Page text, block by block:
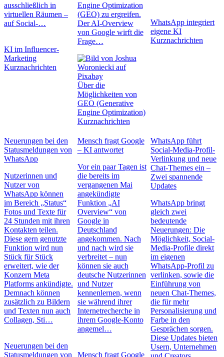
ausschließlich in
virtuellen Räumen –
auf Social-…
KI im Influencer-
Marketing
Kurznachrichten
Engine Optimization
(GEO) zu ergreifen.
Der AI-Overview
von Google wirft die
Frage…
Über die
Möglichkeiten von
GEO (Generative
Engine Optimization)
Kurznachrichten
WhatsApp integriert
eigene KI
Kurznachrichten
Neuerungen bei den
Statusmeldungen von
WhatsApp
Nutzerinnen und
Nutzer von
WhatsApp können
im Bereich „Status“
Fotos und Texte für
24 Stunden mit ihren
Kontakten teilen.
Diese gern genutzte
Funktion wird nun
Stück für Stück
erweitert, wie der
Konzern Meta
Platforms ankündigte.
Demnach können
zusätzlich zu Bildern
und Texten nun auch
Collagen, Sti…
Neuerungen bei den
Statusmeldungen von
Mensch fragt Google
– KI antwortet
Vor ein paar Tagen ist
die bereits im
vergangenen Mai
angekündigte
Funktion „AI
Overview“ von
Google in
Deutschland
angekommen. Nach
und nach wird sie
verbreitet – nun
können sie auch
deutsche Nutzerinnen
und Nutzer
kennenlernen, wenn
sie während ihrer
Internetrecherche in
ihrem Google-Konto
angemel…
Mensch fragt Google
WhatsApp führt
Social-Media-Profil-
Verlinkung und neue
Chat-Themes ein –
Zwei spannende
Updates
WhatsApp bringt
gleich zwei
bedeutende
Neuerungen: Die
Möglichkeit, Social-
Media-Profile direkt
im eigenen
WhatsApp-Profil zu
verlinken, sowie die
Einführung von
neuen Chat-Themes,
die für mehr
Personalisierung und
Farbe in den
Gesprächen sorgen.
Diese Updates bieten
Usern, Unternehmen